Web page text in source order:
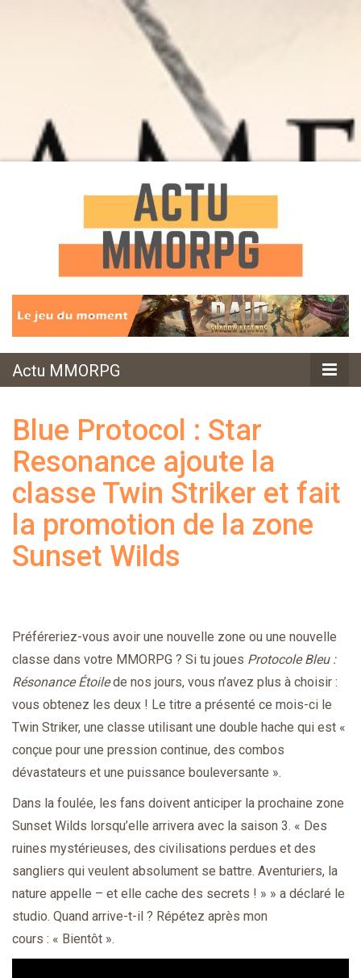
Actu
MMORPG
Actu MMORPG
Blue Protocol : Star
Resonance ajoute la
classe Twin Striker et fait
la promotion de la zone
Sunset Wilds
Préféreriez-vous avoir une nouvelle zone ou une nouvelle
classe dans votre MMORPG ? Si tu joues Protocole Bleu :
Résonance Étoilede nos jours, vous n’avez plus à choisir :
vous obtenez les deux ! Le titre a présenté ce mois-ci le
Twin Striker, une classe utilisant une double hache qui est «
conçue pour une pression continue, des combos
dévastateurs et une puissance bouleversante ».
Dans la foulée, les fans doivent anticiper la prochaine zone
Sunset Wilds lorsqu’elle arrivera avec la saison 3. « Des
ruines mystérieuses, des civilisations perdues et des
sangliers qui veulent absolument se battre. Aventuriers, la
nature appelle – et elle cache des secrets ! » » a déclaré le
studio. Quand arrive-t-il ? Répétez après mon
cours : « Bientôt ».